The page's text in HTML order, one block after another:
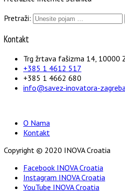
Pretraži:
Kontakt
Trg žrtava fašizma 14, 10000
+385 1 4612 517
+385 1 4662 680
info@savez-inovatora-
O Nama
Kontakt
Copyright © 2020 INOVA Croatia
Facebook INOVA Croatia
Instagram INOVA Croatia
YouTube INOVA Croatia